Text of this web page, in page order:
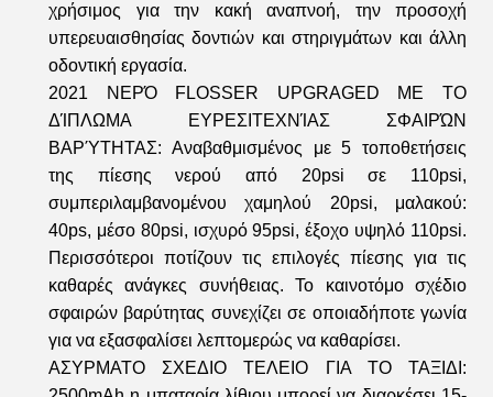
χρήσιμος για την κακή αναπνοή, την προσοχή
υπερευαισθησίας δοντιών και στηριγμάτων και άλλη
οδοντική εργασία.
2021 ΝΕΡΌ FLOSSER UPGRAGED ΜΕ ΤΟ
ΔΊΠΛΩΜΑ ΕΥΡΕΣΙΤΕΧΝΊΑΣ ΣΦΑΙΡΏΝ
ΒΑΡΎΤΗΤΑΣ: Αναβαθμισμένος με 5 τοποθετήσεις
της πίεσης νερού από 20psi σε 110psi,
συμπεριλαμβανομένου χαμηλού 20psi, μαλακού:
40ps, μέσο 80psi, ισχυρό 95psi, έξοχο υψηλό 110psi.
Περισσότεροι ποτίζουν τις επιλογές πίεσης για τις
καθαρές ανάγκες συνήθειας. Το καινοτόμο σχέδιο
σφαιρών βαρύτητας συνεχίζει σε οποιαδήποτε γωνία
για να εξασφαλίσει λεπτομερώς να καθαρίσει.
ΑΣΥΡΜΑΤΟ ΣΧΕΔΙΟ ΤΕΛΕΙΟ ΓΙΑ ΤΟ ΤΑΞΙΔΙ: